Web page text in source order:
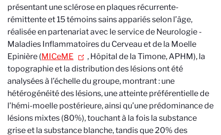
présentant une sclérose en plaques récurrente-
rémittente et 15 témoins sains appariés selon l’âge,
réalisée en partenariat avec le service de Neurologie -
Maladies Inflammatoires du Cerveau et de la Moelle
Epinière (MICeME
, Hôpital de la Timone, APHM), la
topographie et la distribution des lésions ont été
analysées à l’échelle du groupe, montrant : une
hétérogénéité des lésions, une atteinte préférentielle de
l’hémi-moelle postérieure, ainsi qu’une prédominance de
lésions mixtes (80%), touchant à la fois la substance
grise et la substance blanche, tandis que 20% des